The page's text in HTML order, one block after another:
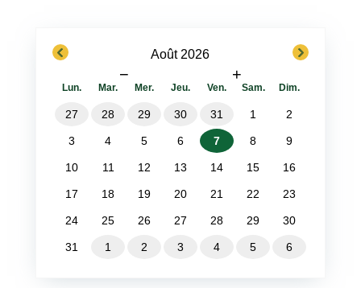
previous Août 2026
− +
next
Lun. Mar. Mer. Jeu. Ven. Sam. Dim.
27 28 29 30 31 1 2
3 4 5 6 7 8 9
10 11 12 13 14 15 16
17 18 19 20 21 22 23
24 25 26 27 28 29 30
31 1 2 3 4 5 6